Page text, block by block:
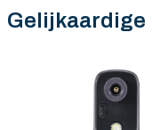
Gelijkaardige